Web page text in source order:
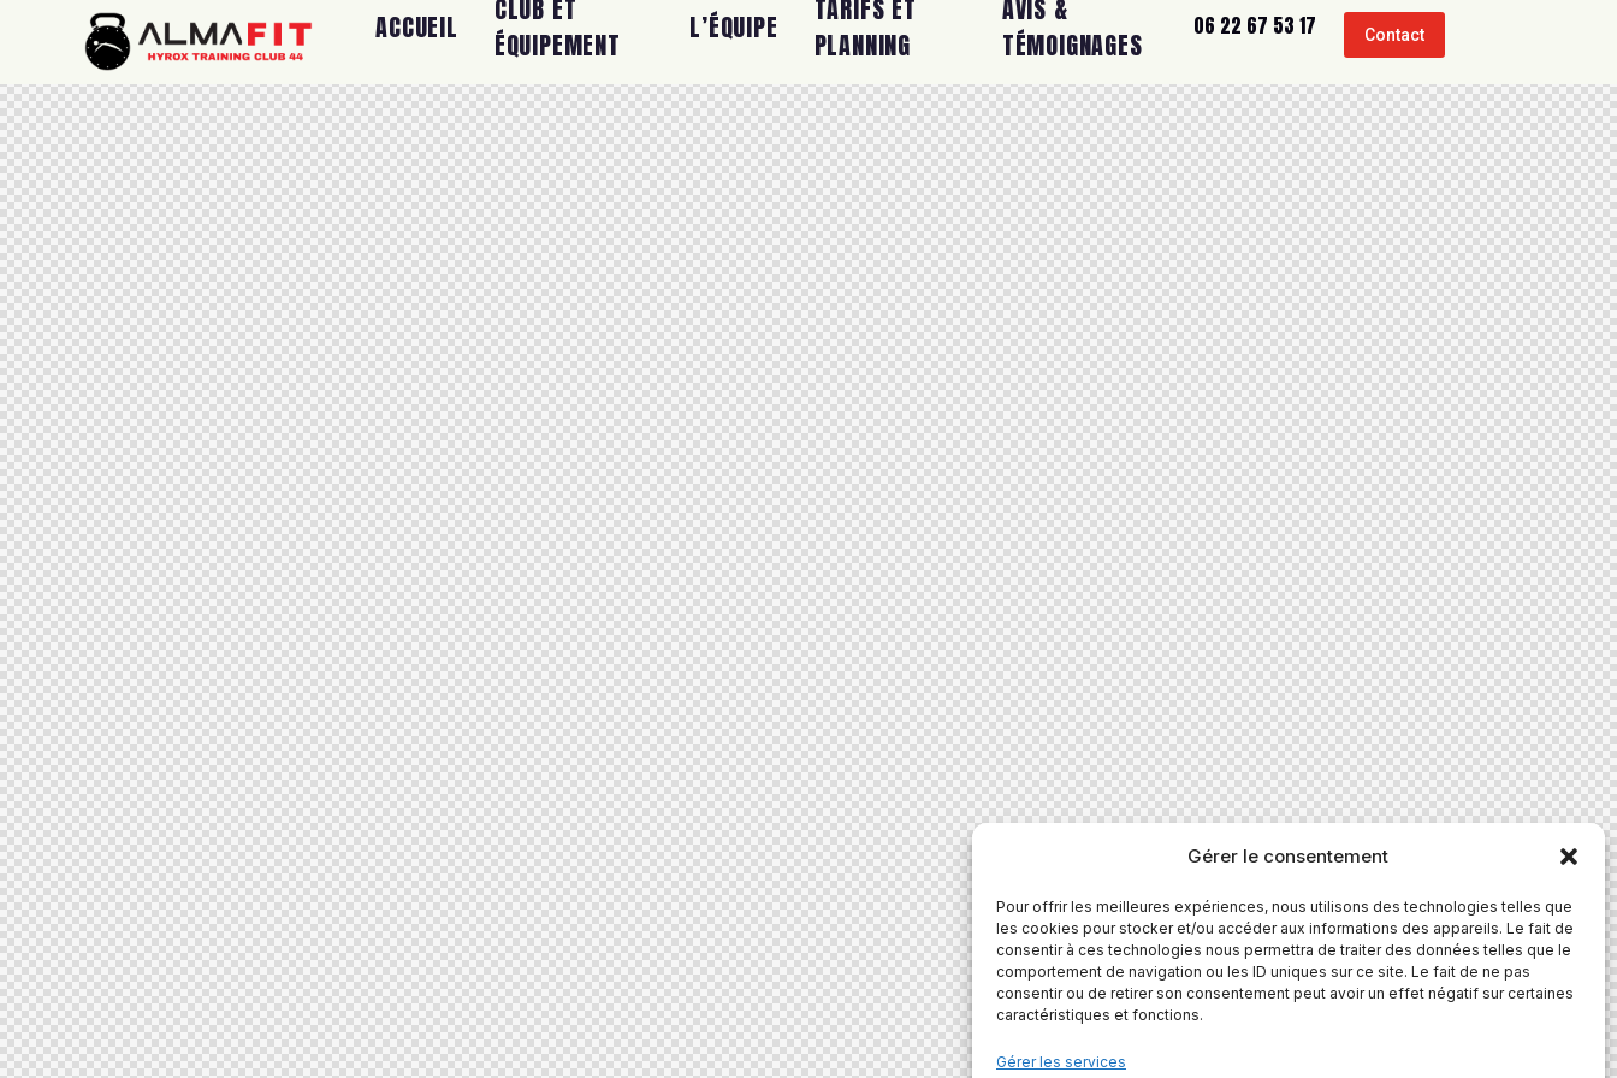
Gérer le consentement
Pour offrir les meilleures expériences, nous utilisons des technologies telles que
les cookies pour stocker et/ou accéder aux informations des appareils. Le fait de
consentir à ces technologies nous permettra de traiter des données telles que le
comportement de navigation ou les ID uniques sur ce site. Le fait de ne pas
consentir ou de retirer son consentement peut avoir un effet négatif sur certaines
caractéristiques et fonctions.
Gérer les services
ACCUEIL
CLUB ET
ÉQUIPEMENT
L’ÉQUIPE
TARIFS ET
PLANNING
AVIS &
TÉMOIGNAGES
06 22 67 53 17 Contact